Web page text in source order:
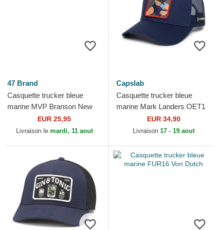
47 Brand
Casquette trucker bleue
marine MVP Branson New
York Yankees MLB 47 Brand
EUR 25,95
Livraison le mardi, 11 aout
Capslab
Casquette trucker bleue
marine Mark Landers OET1
LANB Olive et Tom Capslab
EUR 34,90
Livraison 17 - 19 aout